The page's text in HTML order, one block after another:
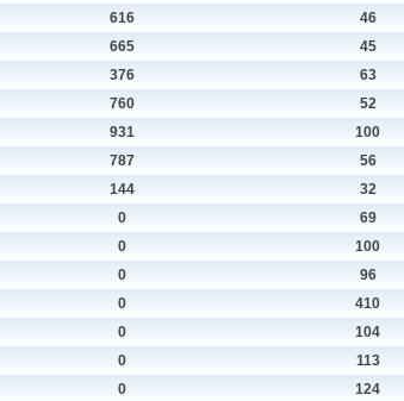
616
46
665
45
376
63
760
52
931
100
787
56
144
32
0
69
0
100
0
96
0
410
0
104
0
113
0
124